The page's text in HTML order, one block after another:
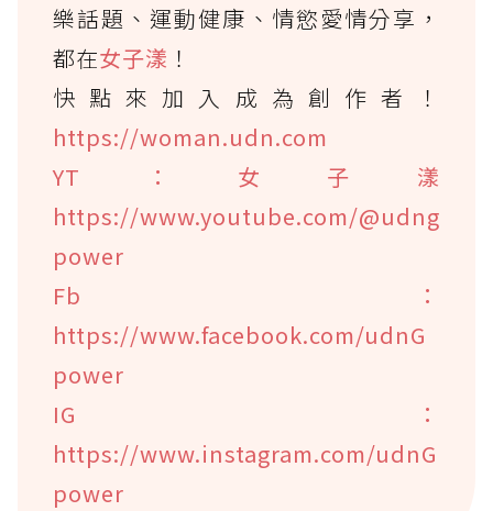
樂話題、運動健康、情慾愛情分享，
都在女子漾 ！
快點來加入成為創作者！
https://woman.udn.com
YT：女子漾
https://www.youtube.com/@udng
power
Fb：
https://www.facebook.com/udnG
power
IG：
https://www.instagram.com/udnG
power